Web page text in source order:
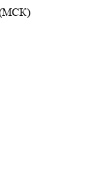
(МСК)